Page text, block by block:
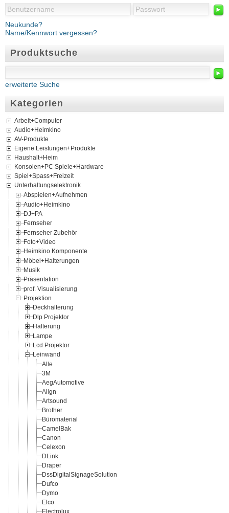
►
Neukunde?
Name/Kennwort vergessen?
Produktsuche
►
erweiterte Suche
Kategorien
Arbeit+Computer
Audio+Heimkino
AV-Produkte
Eigene Leistungen+Produkte
Haushalt+Heim
Konsolen+PC Spiele+Hardware
Spiel+Spass+Freizeit
Unterhaltungselektronik
Abspielen+Aufnehmen
Audio+Heimkino
DJ+PA
Fernseher
Fernseher Zubehör
Foto+Video
Heimkino Komponente
Möbel+Halterungen
Musik
Präsentation
prof. Visualisierung
Projektion
Deckhalterung
Dlp Projektor
Halterung
Lampe
Lcd Projektor
Leinwand
Alle
3M
AegAutomotive
Align
Artsound
Brother
Büromaterial
CamelBak
Canon
Celexon
DLink
Draper
DssDigitalSignageSolution
Dufco
Dymo
Elco
Electrolux